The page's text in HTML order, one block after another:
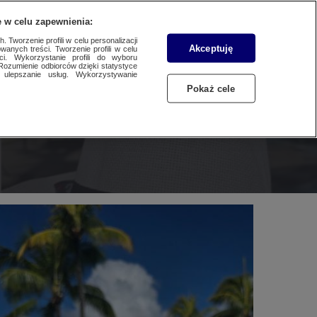
WYŚLIJ MATERIAŁ
w celu zapewnienia:
Tworzenie profili w celu personalizacji
treści. Tworzenie profili w celu
Wykorzystanie profili do wyboru
odbiorców dzięki statystyce
usług. Wykorzystywanie
Akceptuję
Pokaż cele